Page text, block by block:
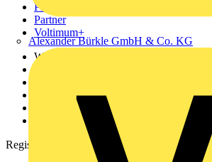
Alexander Bürkle GmbH & Co. KG
Produktsuche
Partner
Voltimum+
Weitere Links
Downloadbereich (PDFs)
Häufig gestellte Fragen
voltimum.com
Registrierung